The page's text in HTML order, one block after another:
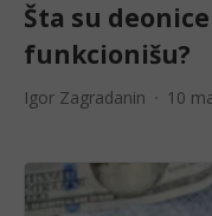
Šta su
funkcionišu?
Igor Zagradanin 10